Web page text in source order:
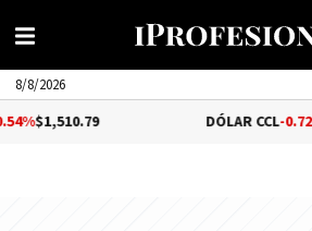
8/8/2026
-0.72%$1,559.41